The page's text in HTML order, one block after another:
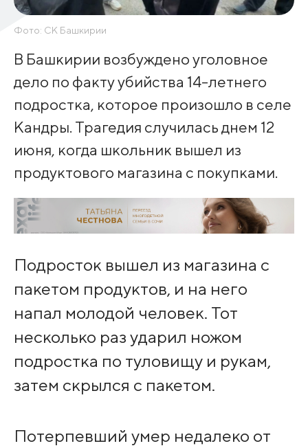
Фото: СК Башкирии
В Башкирии возбуждено уголовное
дело по факту убийства 14-летнего
подростка, которое произошло в селе
Кандры. Трагедия случилась днем 12
июня, когда школьник вышел из
продуктового магазина с покупками.
Подросток вышел из магазина с
пакетом продуктов, и на него
напал молодой человек. Тот
несколько раз ударил ножом
подростка по туловищу и рукам,
затем скрылся с пакетом.
Потерпевший умер недалеко от